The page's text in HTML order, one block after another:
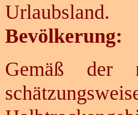
Urlaubsland.
Bevölkerung:
Gemäß der